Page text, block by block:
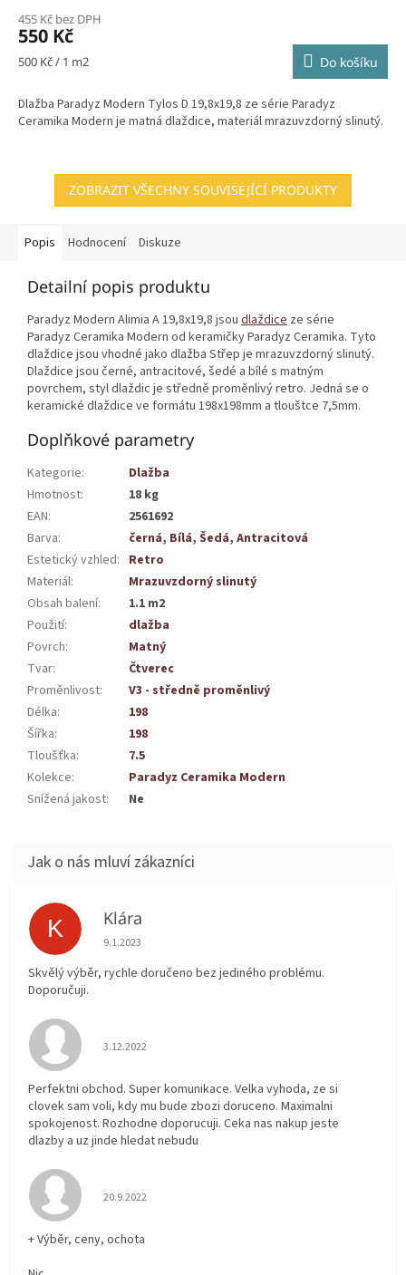
455 Kč bez DPH
550 Kč
Měrná
500 Kč / 1 m2 Do košíku
Dlažba Paradyz Modern Tylos D 19,8x19,8 ze série Paradyz
Ceramika Modern je matná dlaždice, materiál mrazuvzdorný slinutý.
ZOBRAZIT VŠECHNY SOUVISEJÍCÍ PRODUKTY
Popis Hodnocení Diskuze
Detailní popis produktu
Paradyz Modern Alimia A 19,8x19,8 jsou dlaždice ze série
Paradyz Ceramika Modern od keramičky Paradyz Ceramika. Tyto
dlaždice jsou vhodné jako dlažba Střep je mrazuvzdorný slinutý.
Dlaždice jsou černé, antracitové, šedé a bílé s matným
povrchem, styl dlaždic je středně proměnlivý retro. Jedná se o
keramické dlaždice ve formátu 198x198mm a tlouštce 7,5mm.
Doplňkové parametry
Kategorie:
Dlažba
Hmotnost:
18 kg
EAN:
2561692
Barva: černá, Bílá, Šedá, Antracitová
Estetický vzhled: Retro
Materiál:
Mrazuvzdorný slinutý
Obsah balení:
1.1 m2
Použití:
dlažba
Povrch:
Matný
Tvar:
Čtverec
Proměnlivost:
V3 - středně proměnlivý
Délka:
198
Šířka:
198
Tloušťka:
7.5
Kolekce:
Paradyz Ceramika Modern
Snížená jakost: Ne
K Klára
Hodnocení obchodu je 5 z 5 hvězdiček.
9.1.2023
Skvělý výběr, rychle doručeno bez jediného problému.
Doporučuji.
Hodnocení obchodu je 5 z 5 hvězdiček.
3.12.2022
Perfektni obchod. Super komunikace. Velka vyhoda, ze si
clovek sam voli, kdy mu bude zbozi doruceno. Maximalni
spokojenost. Rozhodne doporucuji. Ceka nas nakup jeste
dlazby a uz jinde hledat nebudu
Hodnocení obchodu je 5 z 5 hvězdiček.
20.9.2022
+ Výběr, ceny, ochota